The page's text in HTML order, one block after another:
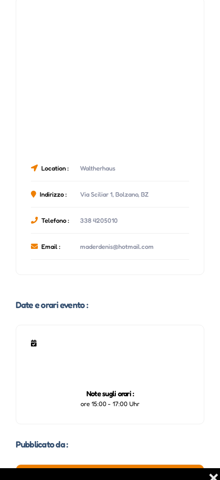
Location : Waltherhaus
Indirizzo : Via Sciliar 1, Bolzano, BZ
Telefono : 338 4205010
Email : maderdenis@hotmail.com
Date e orari evento :
Note sugli orari :
ore 15:00 - 17:00 Uhr
Pubblicato da :